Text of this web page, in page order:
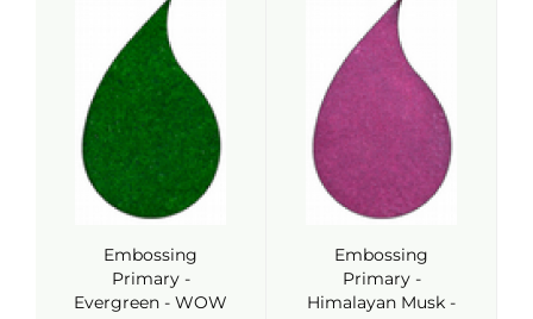
Embossing
Primary -
Evergreen - WOW
Embossing
Primary -
Himalayan Musk -